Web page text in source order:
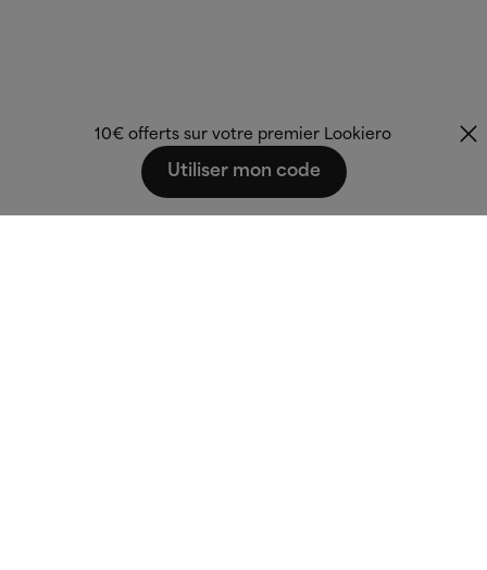
10€ offerts sur votre premier Lookiero
Utiliser mon code